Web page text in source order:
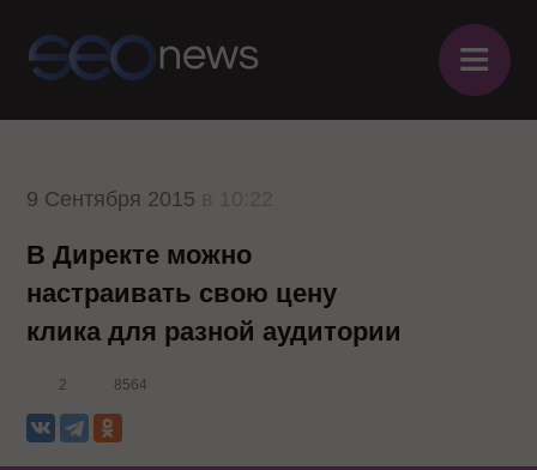
≡
9 Сентября 2015
В Директе можно
настраивать свою цену
клика для разной аудитории
2 8564